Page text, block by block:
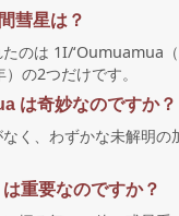
彗星は？
のは 1I/‘Oumuamua
の2つだけです。
は奇妙なのですか？
く、わずかな未解明の
重要なのですか？